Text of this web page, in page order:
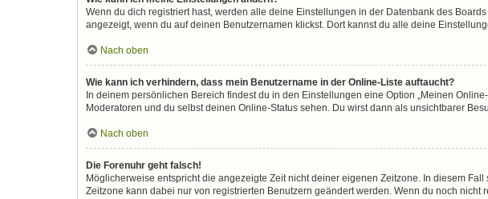
Wenn du dich registriert hast, werden alle deine Einstellungen in der Datenbank des
angezeigt, wenn du auf deinen Benutzernamen klickst. Dort kannst du alle deine
Nach oben
Wie kann ich verhindern, dass mein Benutzername in der Online-Liste auftaucht?
In deinem persönlichen Bereich findest du in den Einstellungen eine Option „Meinen
Moderatoren und du selbst deinen Online-Status sehen. Du wirst dann als unsichtbarer
Nach oben
Die Forenuhr geht falsch!
Möglicherweise entspricht die angezeigte Zeit nicht deiner eigenen Zeitzone. In diesem
Zeitzone kann dabei nur von registrierten Benutzern geändert werden. Wenn du noch nicht